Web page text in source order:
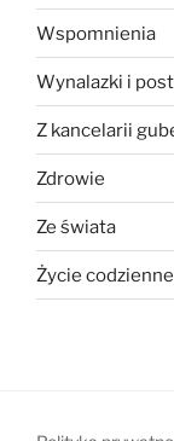
Wspomnienia
Wynalazki i
Z kancelarii
Zdrowie
Ze świata
Życie codzienne